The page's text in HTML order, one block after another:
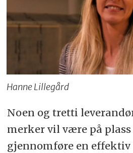
Hanne Lillegård
Noen og tretti
merker vil være på
gjennomføre en